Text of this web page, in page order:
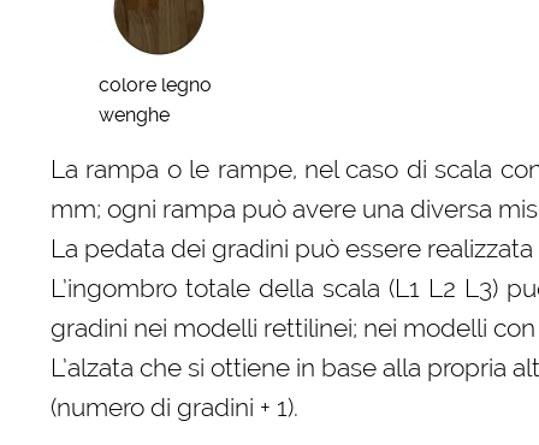
colore legno
wenghe
La rampa o le rampe, nel caso di scala
mm; ogni rampa può avere una diversa
La pedata dei gradini può essere
L’ingombro totale della scala (L1 L2 L3)
gradini nei modelli rettilinei; nei modelli
L’alzata che si ottiene in base alla
(numero di gradini + 1).